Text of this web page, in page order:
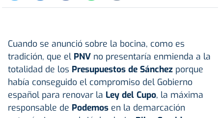
Cuando se anunció sobre la bocina, como es
tradición, que el PNV no presentaría enmienda a la
totalidad de los Presupuestos de Sánchez porque
había conseguido el compromiso del Gobierno
español para renovar la Ley del Cupo, la máxima
responsable de Podemos en la demarcación